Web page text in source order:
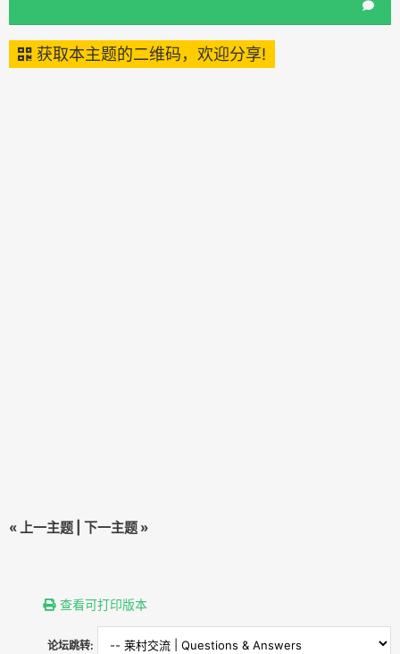
获取本主题的二维码，欢迎分享!
« 上一主题 下一主题 »
查看可打印版本
论坛跳转: